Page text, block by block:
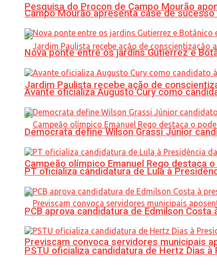
Pesquisa do Procon de Campo Mourão
Jardim Paulista recebe ação de
Campeão olímpico Emanuel Rego
Previscam convoca servidores municipais
Campo Mourão apresenta case de
Nova ponte entre os jardins Gutierrez e
Avante oficializa Augusto Cury como
Democrata define Wilson Grassi Júnior
PT oficializa candidatura de Lula à
PCB aprova candidatura de Edmilson Costa
PSTU oficializa candidatura de Hertz Dias à